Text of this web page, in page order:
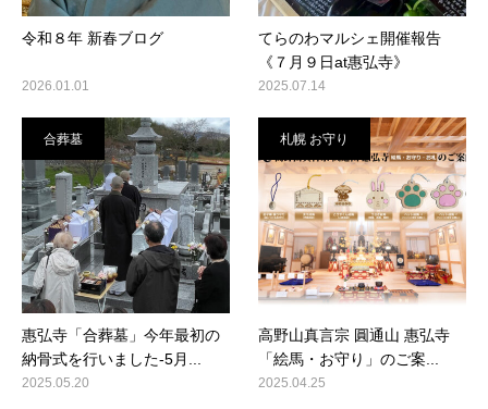
令和８年 新春ブログ
2026.01.01
てらのわマルシェ開催報告
《７月９日at惠弘寺》
2025.07.14
合葬墓
惠弘寺「合葬墓」今年最初の
納骨式を行いました-5月...
2025.05.20
札幌 お守り
高野山真言宗 圓通山 惠弘寺
「絵馬・お守り」のご案...
2025.04.25